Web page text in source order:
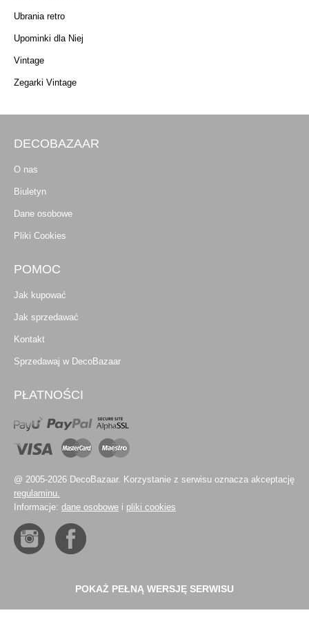
Ubrania retro
Upominki dla Niej
Vintage
Zegarki Vintage
DECOBAZAAR
O nas
Biuletyn
Dane osobowe
Pliki Cookies
POMOC
Jak kupować
Jak sprzedawać
Kontakt
Sprzedawaj w DecoBazaar
PŁATNOŚCI
@ 2005-2026 DecoBazaar. Korzystanie z serwisu oznacza akceptację
regulaminu.
Informacje: dane osobowe i pliki cookies
POKAŻ PEŁNĄ WERSJĘ SERWISU